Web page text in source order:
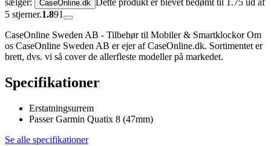
sælger:
CaseOnline.dk Dette produkt er blevet bedømt til 1.75 ud af
5 stjerner.1.891
CaseOnline Sweden AB - Tilbehør til Mobiler & Smartklockor Om
os CaseOnline Sweden AB er ejer af CaseOnline.dk. Sortimentet er
brett, dvs. vi så cover de allerfleste modeller på markedet.
Specifikationer
Erstatningsurrem
Passer Garmin Quatix 8 (47mm)
Se alle specifikationer